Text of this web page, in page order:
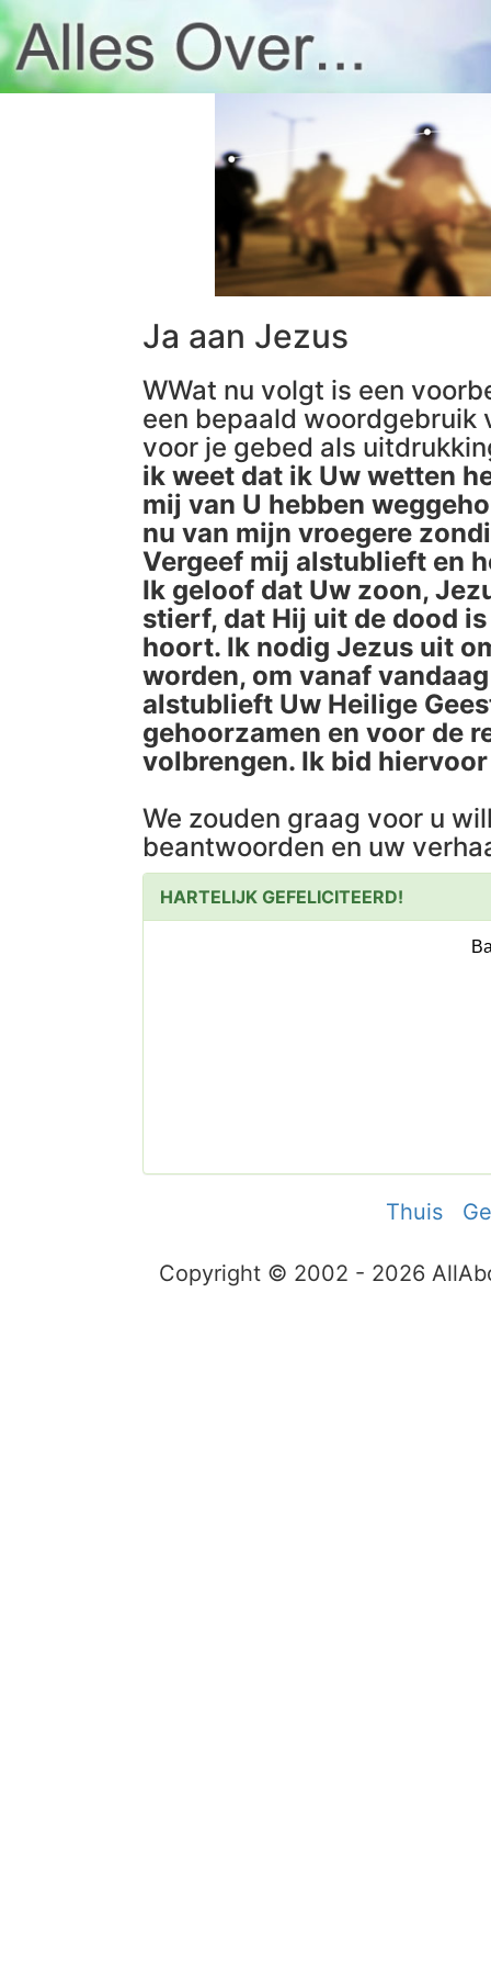
Ja aan Jezus
WWat nu volgt is een
een bepaald woordgebruik
voor je gebed als
ik weet dat ik Uw wetten
mij van U hebben
nu van mijn vroegere
Vergeef mij alstublieft en
Ik geloof dat Uw zoon,
stierf, dat Hij uit de dood
hoort. Ik nodig Jezus uit
worden, om vanaf
alstublieft Uw Heilige
gehoorzamen en voor de
volbrengen. Ik bid
We zouden graag voor u
beantwoorden en uw
HARTELIJK GEFELICITEERD!
Thuis
Copyright © 2002 - 2026